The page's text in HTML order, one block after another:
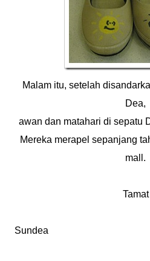
Malam itu, setelah
Dea,
awan dan matahari di sepatu
Mereka merapel sepanjang
mall.
Tamat
Sundea